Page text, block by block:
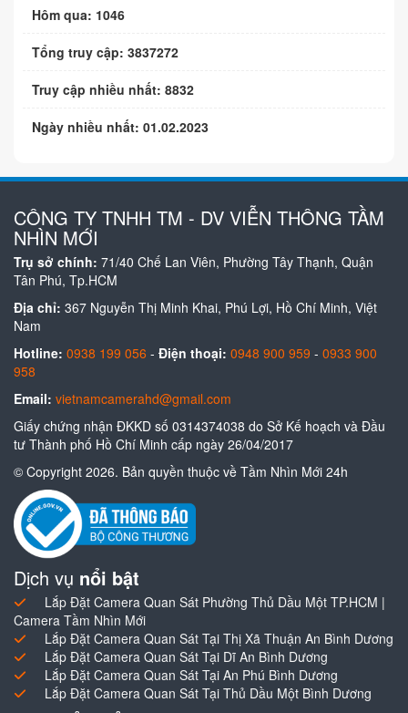
Hôm qua: 1046
Tổng truy cập: 3837272
Truy cập nhiều nhất: 8832
Ngày nhiều nhất: 01.02.2023
CÔNG TY TNHH TM - DV VIỄN THÔNG TẦM
NHÌN MỚI
Trụ sở chính: 71/40 Chế Lan Viên, Phường Tây Thạnh, Quận
Tân Phú, Tp.HCM
Địa chỉ: 367 Nguyễn Thị Minh Khai, Phú Lợi, Hồ Chí Minh, Việt
Nam
Hotline: 0938 199 056 - Điện thoại: 0948 900 959 - 0933 900
958
Email: vietnamcamerahd@gmail.com
Giấy chứng nhận ĐKKD số 0314374038 do Sở Kế hoạch và Đầu
tư Thành phố Hồ Chí Minh cấp ngày 26/04/2017
© Copyright 2026. Bản quyền thuộc về Tầm Nhìn Mới 24h
Dịch vụ nổi bật
Lắp Đặt Camera Quan Sát Phường Thủ Dầu Một TP.HCM |
Camera Tầm Nhìn Mới
Lắp Đặt Camera Quan Sát Tại Thị Xã Thuận An Bình Dương
Lắp Đặt Camera Quan Sát Tại Dĩ An Bình Dương
Lắp Đặt Camera Quan Sát Tại An Phú Bình Dương
Lắp Đặt Camera Quan Sát Tại Thủ Dầu Một Bình Dương